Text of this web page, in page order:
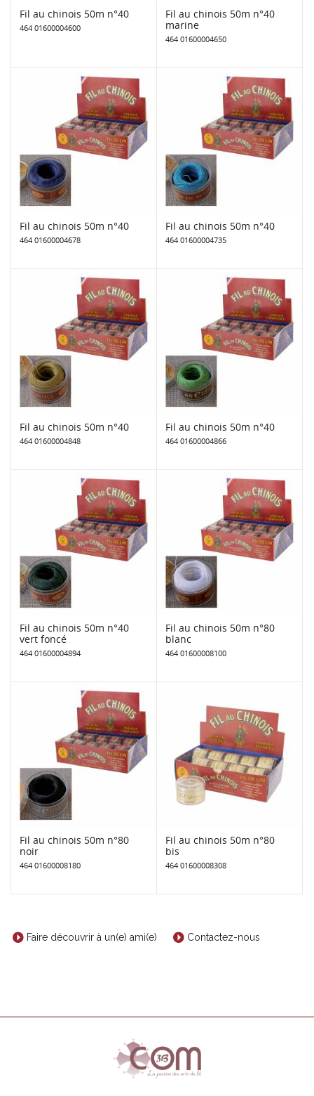
Fil au chinois 50m n°40
464 01600004600
Fil au chinois 50m n°40
marine
464 01600004650
Fil au chinois 50m n°40
464 01600004678
Fil au chinois 50m n°40
464 01600004735
Fil au chinois 50m n°40
464 01600004848
Fil au chinois 50m n°40
464 01600004866
Fil au chinois 50m n°40
vert foncé
464 01600004894
Fil au chinois 50m n°80
blanc
464 01600008100
Fil au chinois 50m n°80
noir
464 01600008180
Fil au chinois 50m n°80
bis
464 01600008308
Faire découvrir à un(e) ami(e) Contactez-nous